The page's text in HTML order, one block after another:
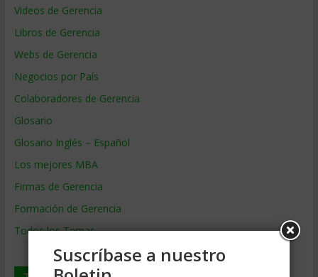
Videos de Gerencia
Libros de Gerencia
Webs de Gerencia
Negocios por País
Colaboradores de Gerencia
Glosario
Glosario Inglés – Español
Los mejores MBA
Firmas de Gerencia
Formación de Gerencia
Todos los Temas
Suscríbase a nuestro